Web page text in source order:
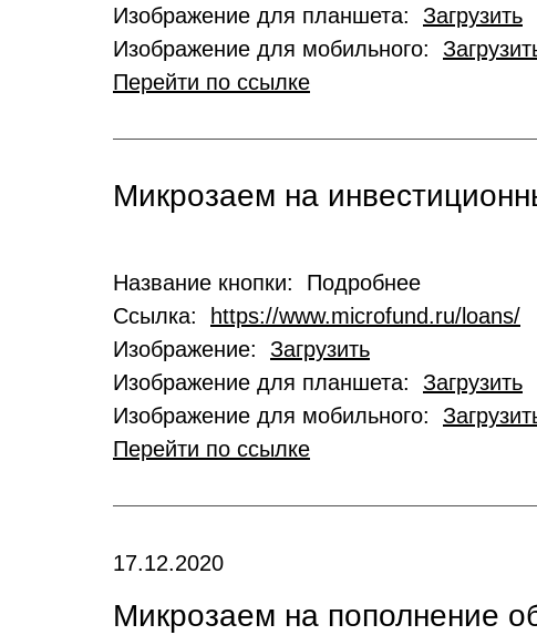
Изображение для планшета: Загрузить
Изображение для мобильного:
Перейти по ссылке
Микрозаем на
Название кнопки: Подробнее
Ссылка:
https://www.microfund.ru/loans/
Изображение: Загрузить
Изображение для планшета: Загрузить
Изображение для мобильного:
Перейти по ссылке
17.12.2020
Микрозаем на пополнение